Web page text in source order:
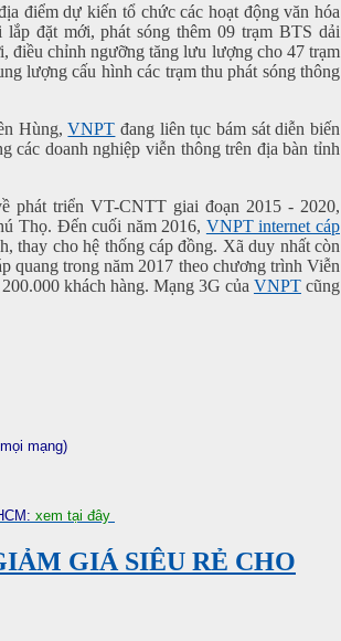
điểm dự kiến tổ chức các hoạt động văn hóa
đặt mới, phát sóng thêm 09 trạm BTS dải
điều chỉnh ngưỡng tăng lưu lượng cho 47 trạm
lượng cấu hình các trạm thu phát sóng thông
Hùng,VNPT đang liên tục bám sát diễn biến
doanh nghiệp viễn thông trên địa bàn tỉnh
phát triển VT-CNTT giai đoạn 2015 - 2020,
Thọ. Đến cuối năm 2016, VNPT internet cáp
thay cho hệ thống cáp đồng. Xã duy nhất còn
quang trong năm 2017 theo chương trình Viễn
khách hàng. Mạng 3G của VNPTcũng
mạng)
xem tại đây
GIÁ SIÊU RẺ CHO